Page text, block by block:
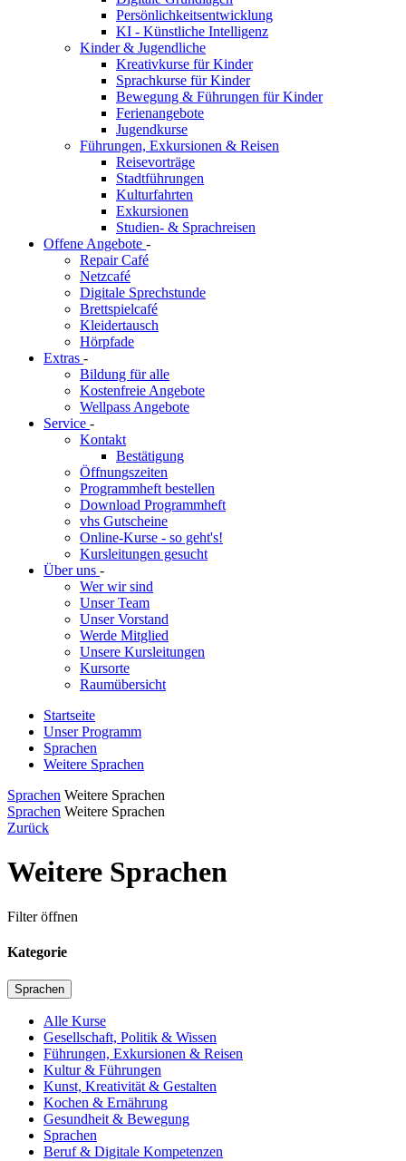
Persönlichkeitsentwicklung
KI - Künstliche Intelligenz
Kinder & Jugendliche
Kreativkurse für Kinder
Sprachkurse für Kinder
Bewegung & Führungen für Kinder
Ferienangebote
Jugendkurse
Führungen, Exkursionen & Reisen
Reisevorträge
Stadtführungen
Kulturfahrten
Exkursionen
Studien- & Sprachreisen
Offene Angebote -
Repair Café
Netzcafé
Digitale Sprechstunde
Brettspielcafé
Kleidertausch
Hörpfade
Extras -
Bildung für alle
Kostenfreie Angebote
Wellpass Angebote
Service -
Kontakt
Bestätigung
Öffnungszeiten
Programmheft bestellen
Download Programmheft
vhs Gutscheine
Online-Kurse - so geht's!
Kursleitungen gesucht
Über uns -
Wer wir sind
Unser Team
Unser Vorstand
Werde Mitglied
Unsere Kursleitungen
Kursorte
Raumübersicht
Startseite
Unser Programm
Sprachen
Weitere Sprachen
Sprachen Weitere Sprachen
Sprachen Weitere Sprachen
Zurück
Weitere Sprachen
Filter öffnen
Kategorie
Sprachen
Alle Kurse
Gesellschaft, Politik & Wissen
Führungen, Exkursionen & Reisen
Kultur & Führungen
Kunst, Kreativität & Gestalten
Kochen & Ernährung
Gesundheit & Bewegung
Sprachen
Beruf & Digitale Kompetenzen